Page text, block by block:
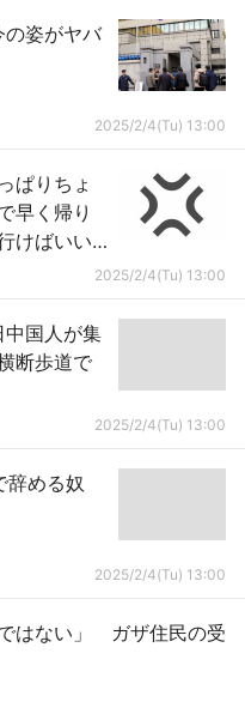
の姿がヤバ
2025/2/4(Tu) 13:00
ぱりちょ
早く帰り
けばいい
2025/2/4(Tu) 13:00
中国人が集
断歩道で
2025/2/4(Tu) 13:00
辞める奴
2025/2/4(Tu) 13:00
はない」 ガザ住民の受